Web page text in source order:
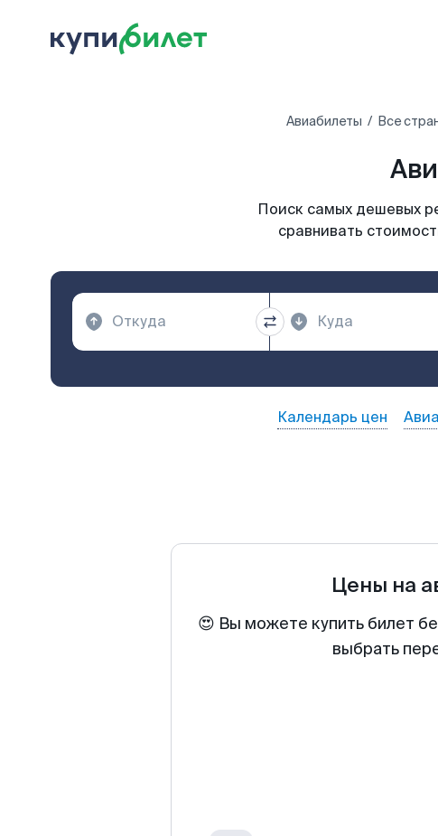
Авиабилеты Все
Поиск самых дешевых
сравнивать
Календарь цен
Цены на
😍 Вы можете купить билет
выбрать